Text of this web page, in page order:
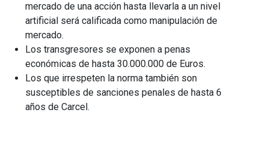
mercado de una acción hasta llevarla a un nivel
artificial será calificada como manipulación de
mercado.
Los transgresores se exponen a penas
económicas de hasta 30.000.000 de Euros.
Los que irrespeten la norma también son
susceptibles de sanciones penales de hasta 6
años de Carcel.